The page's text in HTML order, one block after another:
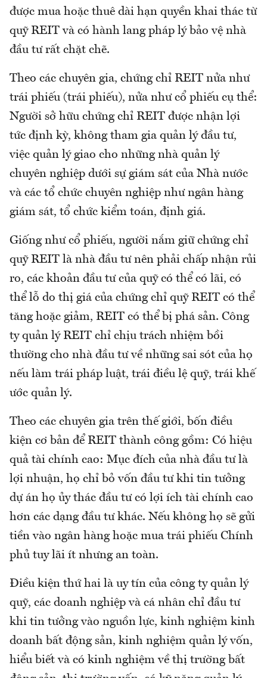
được mua hoặc thuê dài hạn quyền khai thác từ
quỹ REIT và có hành lang pháp lý bảo vệ nhà
đầu tư rất chặt chẽ.
Theo các chuyên gia, chứng chỉ REIT nửa như
trái phiếu (trái phiếu), nửa như cổ phiếu cụ thể:
Người sở hữu chứng chỉ REIT được nhận lợi
tức định kỳ, không tham gia quản lý đầu tư,
việc quản lý giao cho những nhà quản lý
chuyên nghiệp dưới sự giám sát của Nhà nước
và các tổ chức chuyên nghiệp như ngân hàng
giám sát, tổ chức kiểm toán, định giá.
Giống như cổ phiếu, người nắm giữ chứng chỉ
quỹ REIT là nhà đầu tư nên phải chấp nhận rủi
ro, các khoản đầu tư của quỹ có thể có lãi, có
thể lỗ do thị giá của chứng chỉ quỹ REIT có thể
tăng hoặc giảm, REIT có thể bị phá sản. Công
ty quản lý REIT chỉ chịu trách nhiệm bồi
thường cho nhà đầu tư về những sai sót của họ
nếu làm trái pháp luật, trái điều lệ quỹ, trái khế
ước quản lý.
Theo các chuyên gia trên thế giới, bốn điều
kiện cơ bản để REIT thành công gồm: Có hiệu
quả tài chính cao: Mục đích của nhà đầu tư là
lợi nhuận, họ chỉ bỏ vốn đầu tư khi tin tưởng
dự án họ ủy thác đầu tư có lợi ích tài chính cao
hơn các dạng đầu tư khác. Nếu không họ sẽ gửi
tiền vào ngân hàng hoặc mua trái phiếu Chính
phủ tuy lãi ít nhưng an toàn.
Điều kiện thứ hai là uy tín của công ty quản lý
quỹ, các doanh nghiệp và cá nhân chỉ đầu tư
khi tin tưởng vào nguồn lực, kinh nghiệm kinh
doanh bất động sản, kinh nghiệm quản lý vốn,
hiểu biết và có kinh nghiệm về thị trường bất